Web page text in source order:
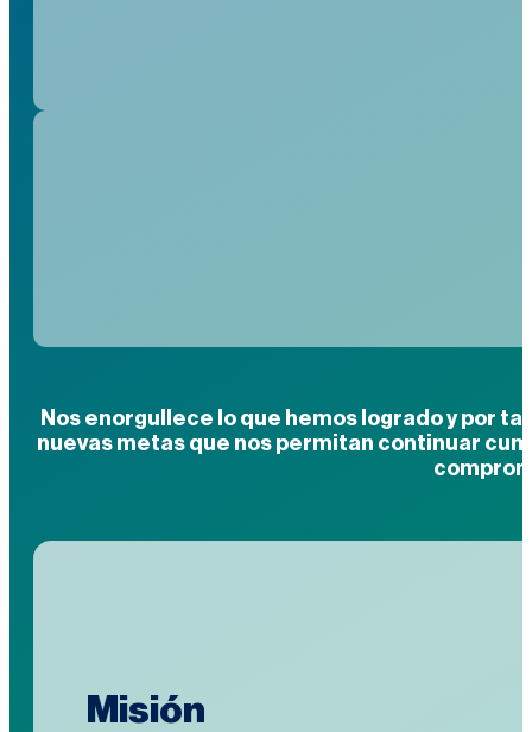
Nos enorgullece lo que hemos logrado y por
nuevas metas que nos permitan continuar
Misión